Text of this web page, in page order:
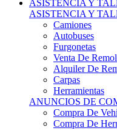
ASISTENCIA Y
ASISTENCIA Y
Camiones
Autobuses
Furgonetas
Venta De
Alquiler De
Carpas
Herramientas
ANUNCIOS DE
Compra De
Compra De